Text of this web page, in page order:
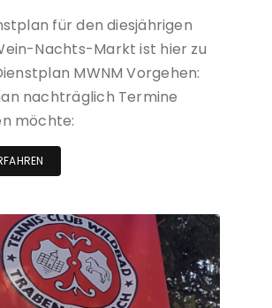
für den diesjährigen
Nachts-Markt ist hier zu
MWNM Vorgehen:
nachträglich Termine
möchte: